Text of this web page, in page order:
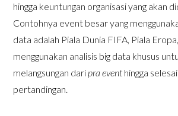
hingga keuntungan organisasi yang akan
Contohnya event besar yang
data adalah Piala Dunia FIFA, Piala
menggunakan analisis big data khusus
melangsungan dari pra eventhingga selesai
pertandingan.